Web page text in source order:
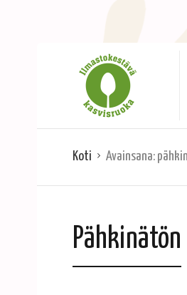
Koti Avainsana:
Pähkinätön